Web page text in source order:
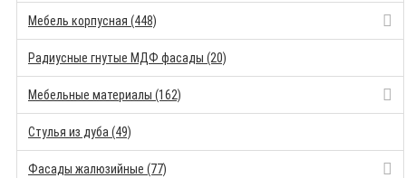
Мебель корпусная (448)
Радиусные гнутые МДФ фасады (20)
Мебельные материалы (162)
Стулья из дуба (49)
Фасады жалюзийные (77)